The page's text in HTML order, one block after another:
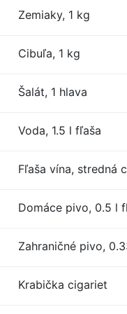
Zemiaky, 1 kg
Cibuľa, 1 kg
Šalát, 1 hlava
Voda, 1.5 l fľaša
Fľaša vína, stredná
Domáce pivo, 0.5 l
Zahraničné pivo,
Krabička cigariet